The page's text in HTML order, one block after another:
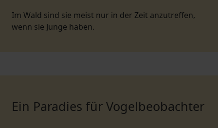
Im Wald sind sie meist nur in der Zeit anzutreffen,
wenn sie Junge haben.
Ein Paradies für Vogelbeobachter